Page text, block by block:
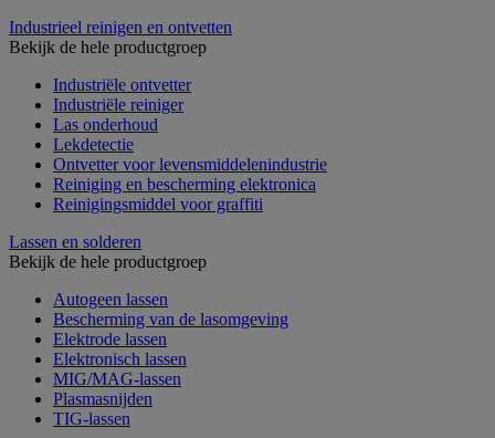
Industrieel reinigen en ontvetten
Bekijk de hele productgroep
Industriële ontvetter
Industriële reiniger
Las onderhoud
Lekdetectie
Ontvetter voor levensmiddelenindustrie
Reiniging en bescherming elektronica
Reinigingsmiddel voor graffiti
Lassen en solderen
Bekijk de hele productgroep
Autogeen lassen
Bescherming van de lasomgeving
Elektrode lassen
Elektronisch lassen
MIG/MAG-lassen
Plasmasnijden
TIG-lassen